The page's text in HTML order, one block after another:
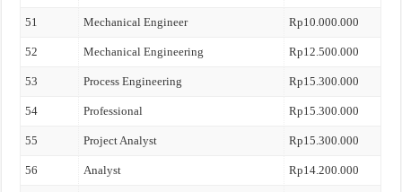
51 Mechanical Engineer Rp10.000.000
52 Mechanical Engineering Rp12.500.000
53 Process Engineering Rp15.300.000
54 Professional Rp15.300.000
55 Project Analyst Rp15.300.000
56 Analyst Rp14.200.000